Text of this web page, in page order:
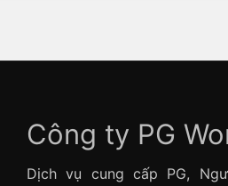
Công ty PG
Dịch vụ cung cấp PG,